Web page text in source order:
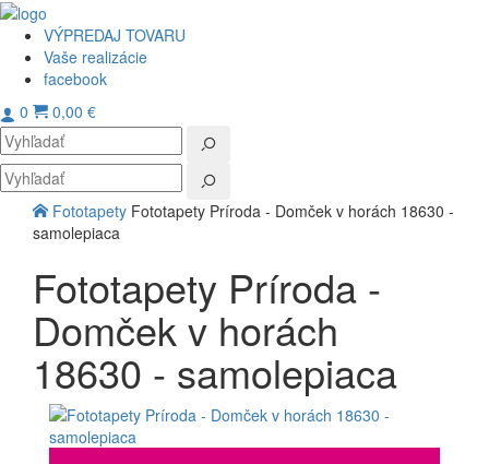
VÝPREDAJ TOVARU
Vaše realizácie
facebook
0 0,00 €
Fototapety Fototapety Príroda - Domček v horách 18630 -
samolepiaca
Fototapety Príroda -
Domček v horách
18630 - samolepiaca